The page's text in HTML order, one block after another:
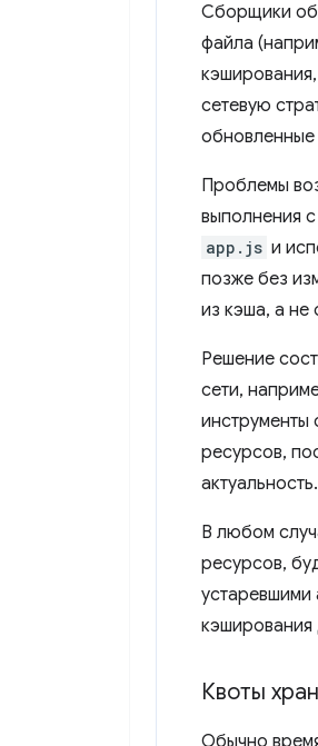
Сборщики
файла
сетевую
обновленные
Проблемы
выполнения
app.js и
позже без
из кэша, а не
Решение
сети,
инструменты
ресурсов,
актуальность.
В любом
ресурсов,
устаревшими
кэширования
Квоты